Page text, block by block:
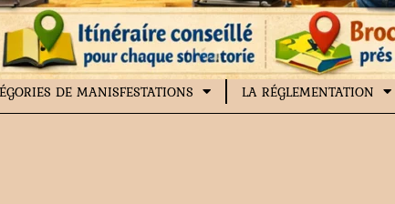
DE MANISFESTATIONS LA RÉGLEMENTATION